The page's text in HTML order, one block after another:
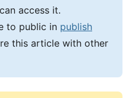
access it.
to public in publish
this article with other